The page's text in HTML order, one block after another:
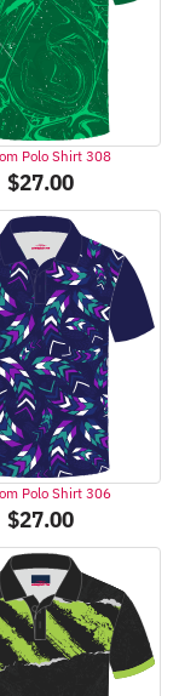
Polo Shirt 308
$27.00
Polo Shirt 306
$27.00